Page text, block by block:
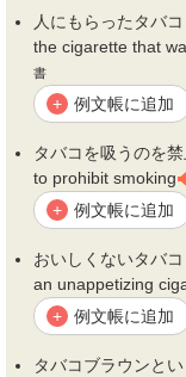
人にもらった タバコ
the cigarette that
書
+ 例文帳に追加
タバコを吸うのを
to prohibit smoking
+ 例文帳に追加
おいしくないタバコ
an unappetizing
+ 例文帳に追加
タバコブラウンと